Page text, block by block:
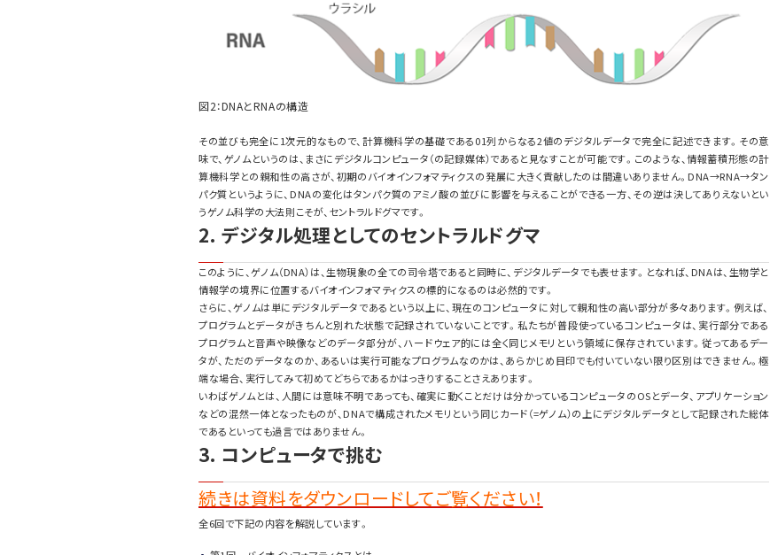
図2：DNAとRNAの構造
その並びも完全に1次元的なもので、計算機科学の基礎である01列からなる2値のデジタルデータで完全に記述できます。その意
味で、ゲノムというのは、まさにデジタルコンピュータ（の記録媒体）であると見なすことが可能です。このような、情報蓄積形態の計
算機科学との親和性の高さが、初期のバイオインフォマティクスの発展に大きく貢献したのは間違いありません。DNA→RNA→タン
パク質というように、DNAの変化はタンパク質のアミノ酸の並びに影響を与えることができる一方、その逆は決してありえないとい
うゲノム科学の大法則こそが、セントラルドグマです。
2. デジタル処理としてのセントラルドグマ
このように、ゲノム（DNA）は、生物現象の全ての司令塔であると同時に、デジタルデータでも表せます。となれば、DNAは、生物学と
情報学の境界に位置するバイオインフォマティクスの標的になるのは必然的です。
さらに、ゲノムは単にデジタルデータであるという以上に、現在のコンピュータに対して親和性の高い部分が多々あります。例えば、
プログラムとデータがきちんと別れた状態で記録されていないことです。私たちが普段使っているコンピュータは、実行部分である
プログラムと音声や映像などのデータ部分が、ハードウェア的には全く同じメモリという領域に保存されています。従ってあるデー
タが、ただのデータなのか、あるいは実行可能なプログラムなのかは、あらかじめ目印でも付いていない限り区別はできません。極
端な場合、実行してみて初めてどちらであるかはっきりすることさえあります。
いわばゲノムとは、人間には意味不明であっても、確実に動くことだけは分かっているコンピュータのOSとデータ、アプリケーション
などの混然一体となったものが、DNAで構成されたメモリという同じカード（=ゲノム）の上にデジタルデータとして記録された総体
であるといっても過言ではありません。
3. コンピュータで挑む
続きは資料をダウンロードしてご覧ください！
全6回で下記の内容を解説しています。